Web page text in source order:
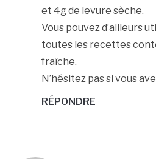
et 4g de levure sèche.
Vous pouvez d’ailleurs
toutes les recettes
fraîche.
N’hésitez pas si vous
RÉPONDRE